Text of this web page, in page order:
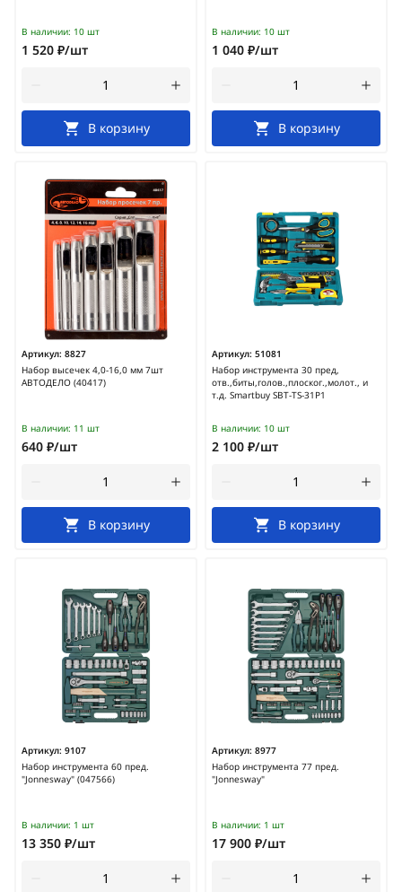
В наличии: 10 шт
1 520 ₽/шт
В корзину
В наличии: 10 шт
1 040 ₽/шт
В корзину
Артикул: 8827
Набор высечек 4,0-16,0 мм 7шт
АВТОДЕЛО (40417)
В наличии: 11 шт
640 ₽/шт
В корзину
Артикул: 51081
Набор инструмента 30 пред,
отв.,биты,голов.,плоског.,молот., и
т.д. Smartbuy SBT-TS-31P1
В наличии: 10 шт
2 100 ₽/шт
В корзину
Артикул: 9107
Набор инструмента 60 пред.
"Jonnesway" (047566)
В наличии: 1 шт
13 350 ₽/шт
Артикул: 8977
Набор инструмента 77 пред.
"Jonnesway"
В наличии: 1 шт
17 900 ₽/шт